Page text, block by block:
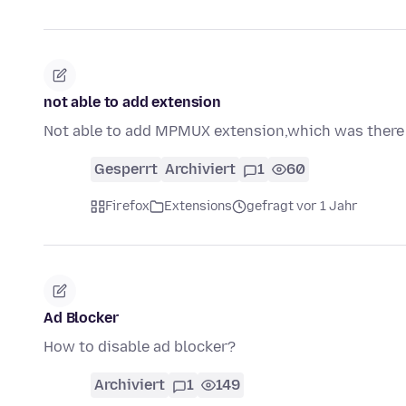
not able to add extension
Not able to add MPMUX extension,which was
Gesperrt Archiviert 1 60
Firefox Extensions gefragt vor 1 Jahr
Ad Blocker
How to disable ad blocker?
Archiviert 1 149